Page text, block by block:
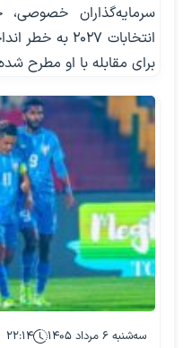
سرمایه‌گذاران
انتخابات
برای مقابله با او مطرح
سه‌شنبه ۶ مرداد ۱۴۰۵ ۲۲:۱۴